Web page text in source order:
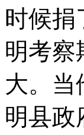
时候捐
明考察
大。当
明县政